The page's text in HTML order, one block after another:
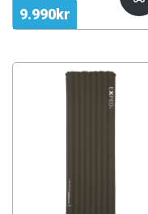
9.990kr